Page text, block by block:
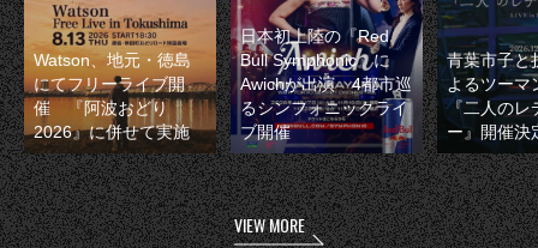
Watson、地元・徳島
にてフリーライブ開
催 『阿波おどり
2026』に併せて実施
日本初上陸の『Red
Bull Symphonic』に
Awichが出演 4都市巡
るシンフォニックライ
ブ開催
青葉市子と
よるツーマ
『二人のレ
ー』開催決
VIEW MORE